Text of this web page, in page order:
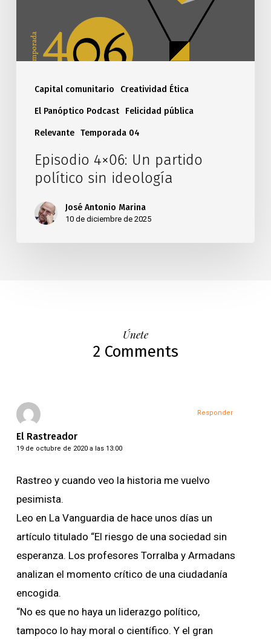
Capital comunitario Creatividad Ética
El Panóptico Podcast Felicidad pública
Relevante Temporada 04
Episodio 4×06: Un partido
político sin ideología
José Antonio Marina
10 de diciembre de 2025
Únete
2 Comments
El Rastreador
19 de octubre de 2020 a las 13:00
Rastreo y cuando veo la historia me vuelvo
pesimista.
Leo en La Vanguardia de hace unos días un
artículo titulado “El riesgo de una sociedad sin
esperanza. Los profesores Torralba y Armadans
analizan el momento crítico de una ciudadanía
encogida.
“No es que no haya un liderazgo político,
tampoco lo hay moral o científico. Y el gran
Responder